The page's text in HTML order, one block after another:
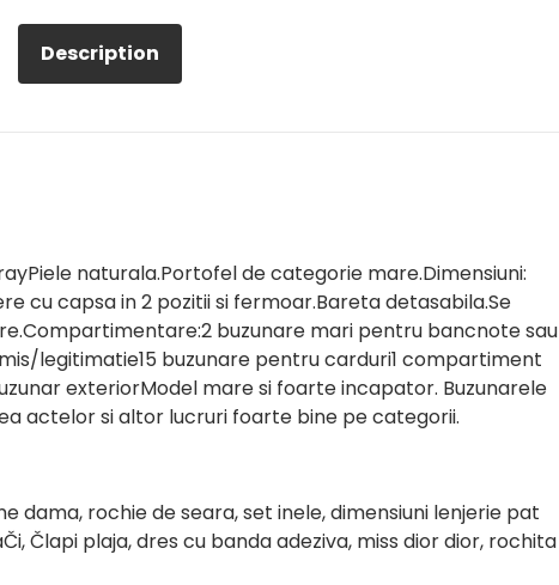
Description
naturala.Portofel de categorie mare.Dimensiuni:
cu capsa in 2 pozitii si fermoar.Bareta detasabila.Se
buzunare mari pentru bancnote sau
legitimatie15 buzunare pentru carduri1 compartiment
exteriorModel mare si foarte incapator. Buzunarele
actelor si altor lucruri foarte bine pe categorii.
dama, rochie de seara, set inele, dimensiuni lenjerie pat
Člapi plaja, dres cu banda adeziva, miss dior dior, rochita